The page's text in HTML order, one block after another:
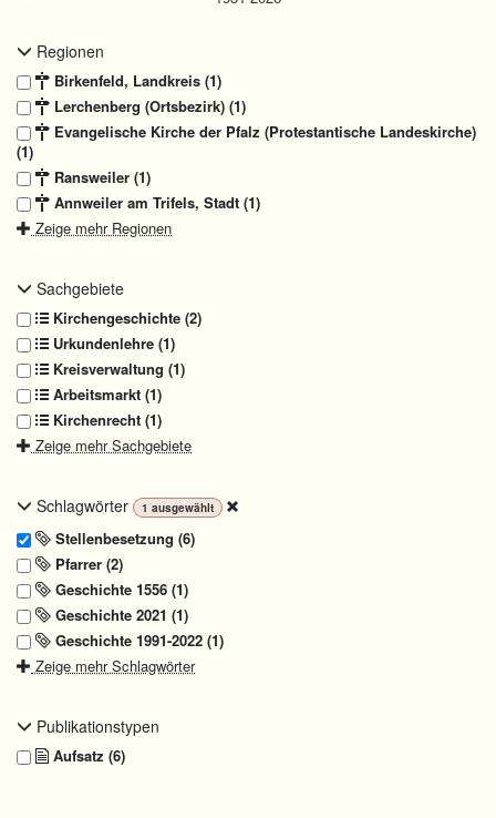
Regionen
Birkenfeld, Landkreis (1)
Lerchenberg (Ortsbezirk) (1)
Evangelische Kirche der Pfalz (Protestantische Landeskirche)
(1)
Ransweiler (1)
Annweiler am Trifels, Stadt (1)
Zeige mehr Regionen
Sachgebiete
Kirchengeschichte (2)
Urkundenlehre (1)
Kreisverwaltung (1)
Arbeitsmarkt (1)
Kirchenrecht (1)
Zeige mehr Sachgebiete
Schlagwörter 1 ausgewählt
Stellenbesetzung (6)
Pfarrer (2)
Geschichte 1556 (1)
Geschichte 2021 (1)
Geschichte 1991-2022 (1)
Zeige mehr Schlagwörter
Publikationstypen
Aufsatz (6)